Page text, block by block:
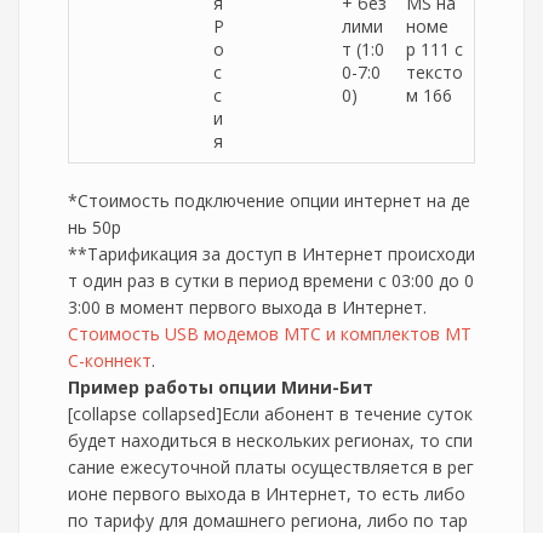
Р
о
с
с
и
я
лими
т (1:0
0-7:0
0)
номе
р 111 с
тексто
м 166
*Стоимость подключение опции интернет на де
нь 50р
**Тарификация за доступ в Интернет происходи
т один раз в сутки в период времени с 03:00 до 0
3:00 в момент первого выхода в Интернет.
Стоимость USB модемов МТС и комплектов МТ
С-коннект.
Пример работы опции Мини-Бит
[collapse collapsed]Если абонент в течение суток
будет находиться в нескольких регионах, то спи
сание ежесуточной платы осуществляется в рег
ионе первого выхода в Интернет, то есть либо
по тарифу для домашнего региона, либо по тар